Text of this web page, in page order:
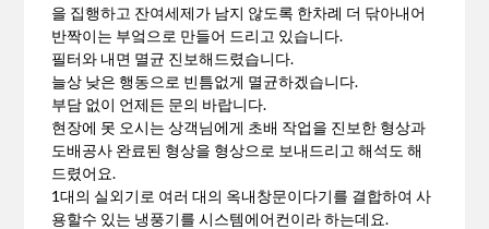
을 집행하고 잔여세제가 남지 않도록 한차례 더 닦아내어
반짝이는 부엌으로 만들어 드리고 있습니다.
필터와 내면 멸균 진보해드렸습니다.
늘상 낮은 행동으로 빈틈없게 멸균하겠습니다.
부담 없이 언제든 문의 바랍니다.
현장에 못 오시는 상객님에게 초배 작업을 진보한 형상과
도배공사 완료된 형상을 형상으로 보내드리고 해석도 해
드렸어요.
1대의 실외기로 여러 대의 옥내창문이다기를 결합하여 사
용할수 있는 냉풍기를 시스템에어컨이라 하는데요.